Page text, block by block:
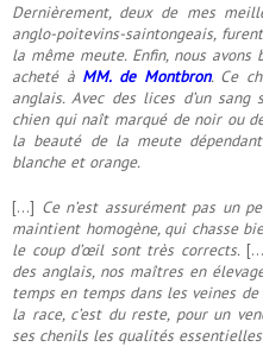
Dernièrement, deux de mes
anglo-poitevins-saintongeais,
la même meute. Enfin, nous avons
acheté à MM. de Montbron. Ce
anglais. Avec des lices d’un
chien qui naît marqué de noir ou
la beauté de la meute
blanche et orange.
[...] Ce n’est assurément pas un
maintient homogène, qui chasse
le coup d’œil sont très corrects.
des anglais, nos maîtres en
temps en temps dans les veines
la race, c’est du reste, pour un
ses chenils les qualités